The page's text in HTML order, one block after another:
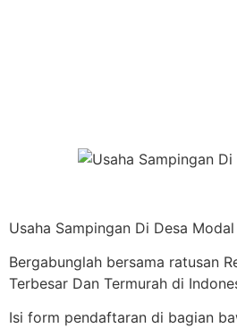
Usaha Sampingan Di Desa
Bergabunglah bersama ratusan
Terbesar Dan Termurah di
Isi form pendaftaran di bagian